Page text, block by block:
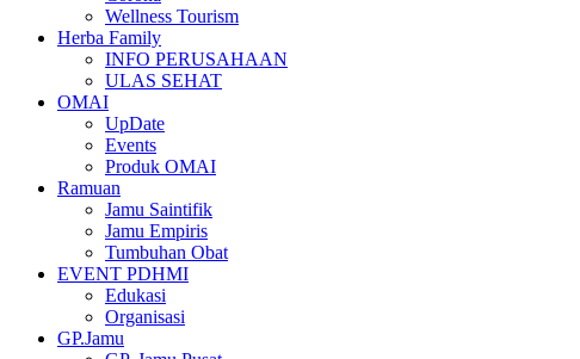
Wellness Tourism
Herba Family
INFO PERUSAHAAN
ULAS SEHAT
OMAI
UpDate
Events
Produk OMAI
Ramuan
Jamu Saintifik
Jamu Empiris
Tumbuhan Obat
EVENT PDHMI
Edukasi
Organisasi
GP.Jamu